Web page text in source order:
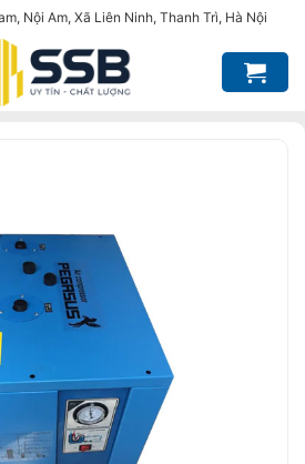
Nội Am, Xã Liên Ninh, Thanh Trì, Hà Nội